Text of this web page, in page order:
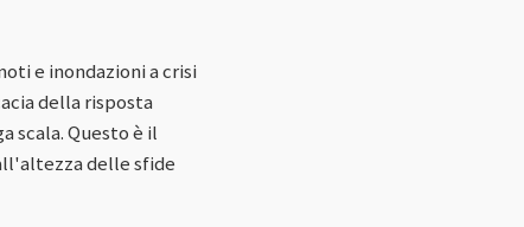
e inondazioni a crisi
della risposta
scala. Questo è il
delle sfide